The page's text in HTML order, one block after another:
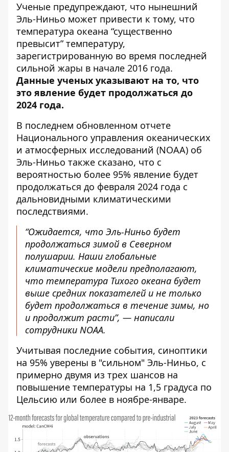
Ученые предупреждают, что нынешний
Эль-Ниньо может привести к тому, что
температура океана “существенно
превысит” температуру,
зарегистрированную во время последней
сильной жары в начале 2016 года.
Данные ученых указывают на то, что
это явление будет продолжаться до
2024 года.
В последнем обновленном отчете
Национального управления океанических
и атмосферных исследований (NOAA) об
Эль-Ниньо также сказано, что с
вероятностью более 95% явление будет
продолжаться до февраля 2024 года с
дальновидными климатическими
последствиями.
“Ожидается, что Эль-Ниньо будет
продолжаться зимой в Северном
полушарии. Наши глобальные
климатические модели предполагают,
что температура Тихого океана будет
выше средних показателей и не только
будет продолжаться в течение зимы, но
и продолжит расти”, — написали
сотрудники NOAA.
Учитывая последние события, синоптики
на 95% уверены в "сильном" Эль-Ниньо, с
примерно двумя из трех шансов на
повышение температуры на 1,5 градуса по
Цельсию или более в ноябре-январе.